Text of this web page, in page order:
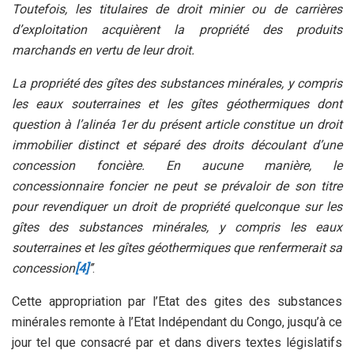
Toutefois, les titulaires de droit minier ou de carrières
d’exploitation acquièrent la propriété des produits
marchands en vertu de leur droit.
La propriété des gîtes des substances minérales, y compris
les eaux souterraines et les gîtes géothermiques dont
question à l’alinéa 1er du présent article constitue un droit
immobilier distinct et séparé des droits découlant d’une
concession foncière. En aucune manière, le
concessionnaire foncier ne peut se prévaloir de son titre
pour revendiquer un droit de propriété quelconque sur les
gîtes des substances minérales, y compris les eaux
souterraines et les gîtes géothermiques que renfermerait sa
concession[4]’’.
Cette appropriation par l’Etat des gites des substances
minérales remonte à l’Etat Indépendant du Congo, jusqu’à ce
jour tel que consacré par et dans divers textes législatifs